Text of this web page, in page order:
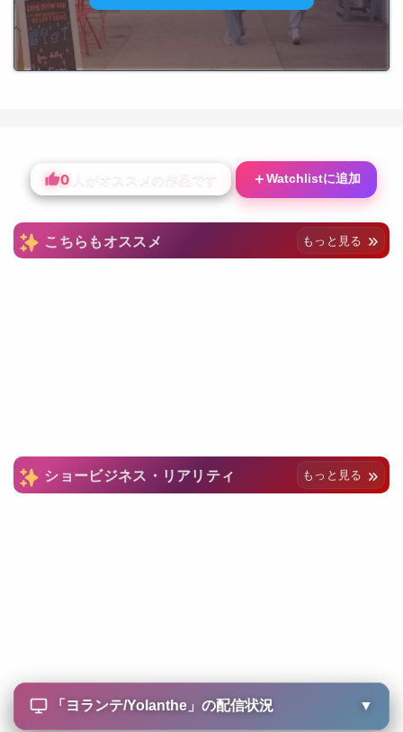
再読み込み
0 人がオススメの作品です ＋Watchlistに追加
こちらもオススメ もっと見る
ショービジネス・リアリティ もっと見る
「 ヨランテ/Yolanthe」の配信状況 ▼